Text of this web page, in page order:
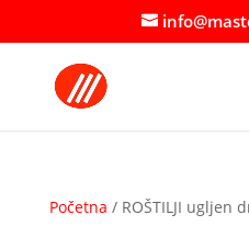
Početna / ROŠTILJI ugljen